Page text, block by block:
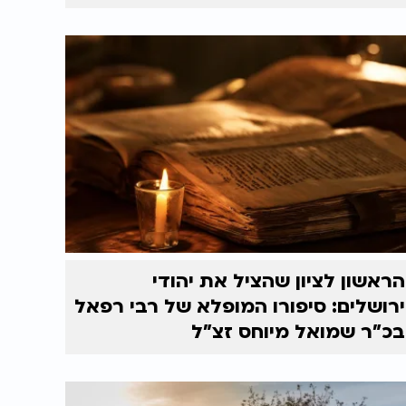
הראשון לציון שהציל את יהודי
ירושלים: סיפורו המופלא של רבי רפאל
בכ"ר שמואל מיוחס זצ"ל